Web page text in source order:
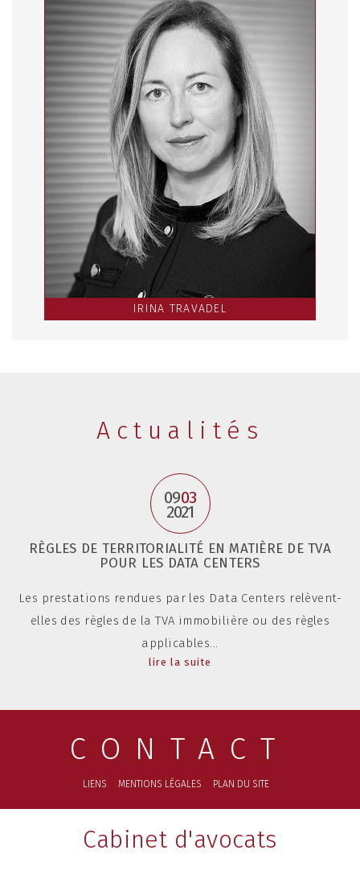
IRINA TRAVADEL
Actualités
0903
2021
RÈGLES DE TERRITORIALITÉ EN MATIÈRE DE TVA
POUR LES DATA CENTERS
Les prestations rendues par les Data Centers relèvent-
elles des règles de la TVA immobilière ou des règles
applicables...
lire la suite
CONTACT
LIENS MENTIONS LÉGALES PLAN DU SITE
Cabinet d'avocats